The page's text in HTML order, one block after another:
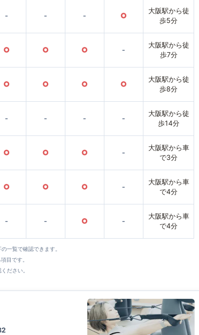
- - - ○
大阪駅から徒
歩5分
○ ○ ○ -
大阪駅から徒
歩7分
○ ○ ○ ○
大阪駅から徒
歩8分
- - - -
大阪駅から徒
歩14分
○ ○ ○ -
大阪駅から車
で3分
○ ○ ○ -
大阪駅から車
で4分
- - ○ -
大阪駅から車
で4分
一覧で確認できます。
目です。
ださい。